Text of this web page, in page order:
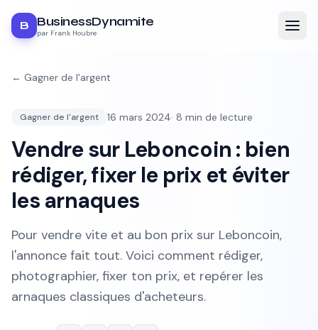
B BusinessDynamite
par Frank Houbre
← Gagner de l'argent
Gagner de l'argent 16 mars 2024· 8 min de lecture
Vendre sur Leboncoin : bien
rédiger, fixer le prix et éviter
les arnaques
Pour vendre vite et au bon prix sur Leboncoin,
l'annonce fait tout. Voici comment rédiger,
photographier, fixer ton prix, et repérer les
arnaques classiques d'acheteurs.